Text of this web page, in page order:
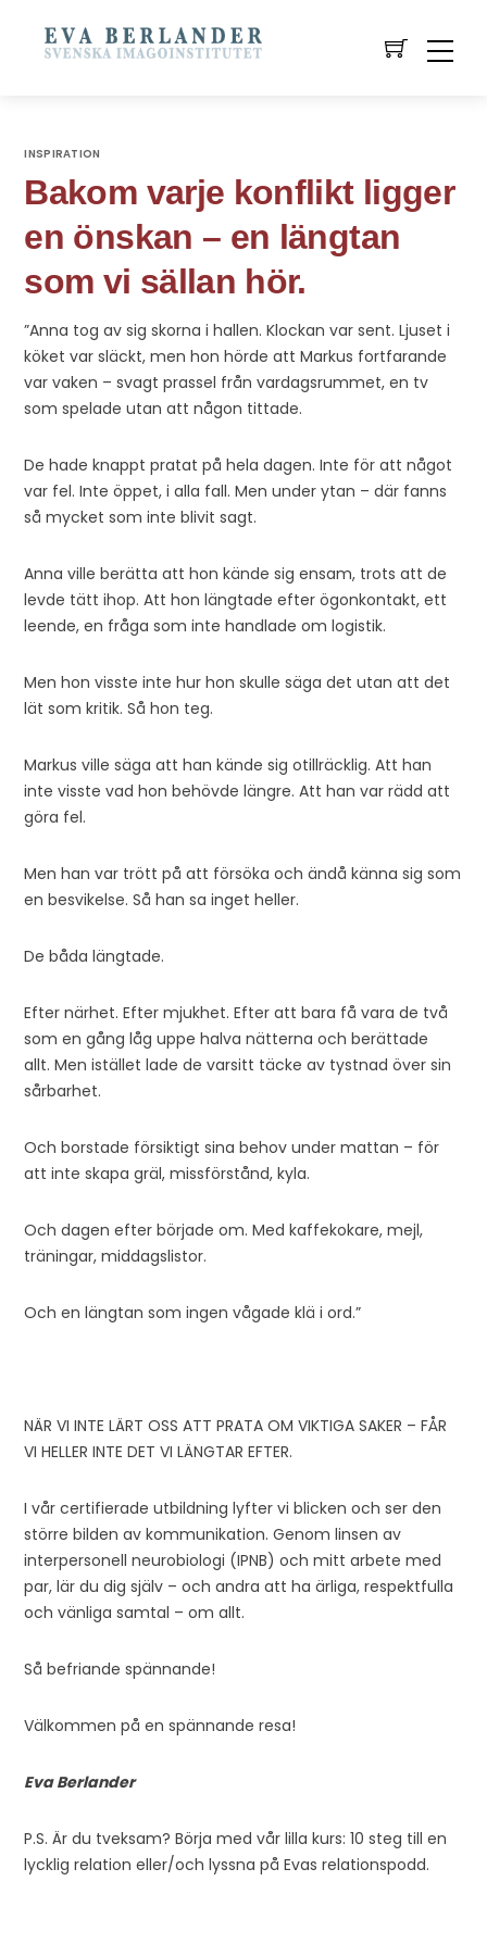
INSPIRATION
Bakom varje konflikt ligger
en önskan – en längtan
som vi sällan hör.
”Anna tog av sig skorna i hallen. Klockan var sent. Ljuset i
köket var släckt, men hon hörde att Markus fortfarande
var vaken – svagt prassel från vardagsrummet, en tv
som spelade utan att någon tittade.
De hade knappt pratat på hela dagen. Inte för att något
var fel. Inte öppet, i alla fall. Men under ytan – där fanns
så mycket som inte blivit sagt.
Anna ville berätta att hon kände sig ensam, trots att de
levde tätt ihop. Att hon längtade efter ögonkontakt, ett
leende, en fråga som inte handlade om logistik.
Men hon visste inte hur hon skulle säga det utan att det
lät som kritik. Så hon teg.
Markus ville säga att han kände sig otillräcklig. Att han
inte visste vad hon behövde längre. Att han var rädd att
göra fel.
Men han var trött på att försöka och ändå känna sig som
en besvikelse. Så han sa inget heller.
De båda längtade.
Efter närhet. Efter mjukhet. Efter att bara få vara de två
som en gång låg uppe halva nätterna och berättade
allt. Men istället lade de varsitt täcke av tystnad över sin
sårbarhet.
Och borstade försiktigt sina behov under mattan – för
att inte skapa gräl, missförstånd, kyla.
Och dagen efter började om. Med kaffekokare, mejl,
träningar, middagslistor.
Och en längtan som ingen vågade klä i ord.”
NÄR VI INTE LÄRT OSS ATT PRATA OM VIKTIGA SAKER – FÅR
VI HELLER INTE DET VI LÄNGTAR EFTER.
I vår certifierade utbildning lyfter vi blicken och ser den
större bilden av kommunikation. Genom linsen av
interpersonell neurobiologi (IPNB) och mitt arbete med
par, lär du dig själv – och andra att ha ärliga, respektfulla
och vänliga samtal – om allt.
Så befriande spännande!
Välkommen på en spännande resa!
Eva Berlander
P.S. Är du tveksam? Börja med vår lilla kurs: 10 steg till en
lycklig relation eller/och lyssna på Evas relationspodd.